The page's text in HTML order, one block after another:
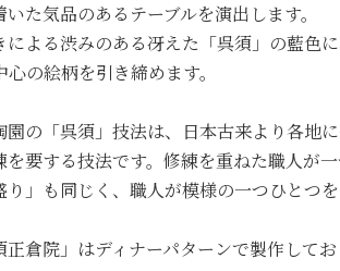
いた気品のあるテーブルを演出します。
による渋みのある冴えた「呉須」の藍色
心の絵柄を引き締めます。
園の「呉須」技法は、日本古来より各地
を要する技法です。修練を重ねた職人が
り」も同じく、職人が模様の一つひとつ
正倉院」はディナーパターンで製作して